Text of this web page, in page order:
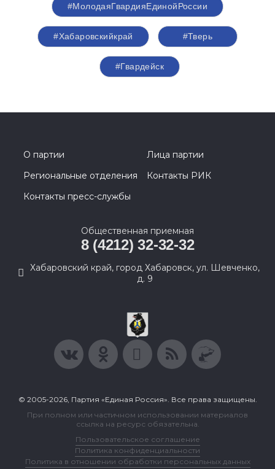
#МолодаяГвардияЕдинойРоссии
#Хабаровскийкрай #Тверь
#Гвардейск
О партии
Лица партии
Региональные отделения
Контакты РИК
Контакты пресс-службы
Общественная приемная
8 (4212) 32-32-32
Хабаровский край, город Хабаровск, ул. Шевченко,
д. 9
© 2005-2026, Партия «Единая Россия». Все права защищены.
При полном или частичном использовании материалов
ссылка на ресурс обязательна.
Пользовательское соглашение
Политика конфиденциальности
Политика в отношении обработки персональных данных